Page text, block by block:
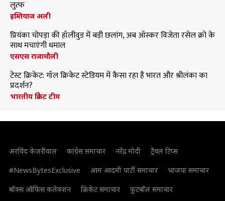
लुत्फ
इम्तियाज अली
प्रियंका चोपड़ा की हॉलीवुड में बड़ी छलांग, अब ऑस्कर विजेता रसेल क्रो के
साथ मचाएंगी धमाल
एसएस राजामौली
टेस्ट क्रिकेट: गॉल क्रिकेट स्टेडियम में कैसा रहा है भारत और श्रीलंका का
प्रदर्शन?
भारतीय क्रिकेट टीम
अरविंद केजरीवाल कांग्रेस समाचार नरेंद्र मोदी
ट्रैवल टिप्स
#NewsBytesExclusive
आम आदमी पार्टी समाचार
भाजपा समाचार
बॉक्स ऑफिस कलेक्शन
क्रिकेट समाचार फुटबॉल समाचार